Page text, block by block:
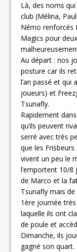
Là, des noms
club (Mélina,
Némo renforcés
Magics pour
Au départ : nos
posture car ils
l’an passé et qui
joueurs) et
Tsunafly.
Rapidement
qu’ils peuvent
serré avec très
que les
vivent un peu le
l’emportent 10/8
de Marco et la
Tsunafly mais
1ère journée
laquelle ils ont
de poule et
Dimanche, ils
gagné son